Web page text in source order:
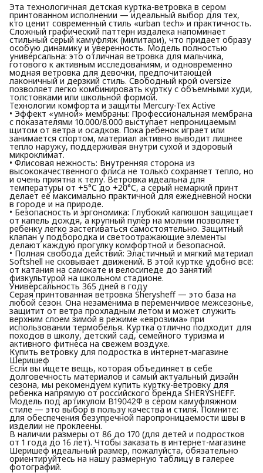
Эта технологичная детская куртка-ветровка в сером
принтованном исполнении — идеальный выбор для тех,
кто ценит современный стиль «urban tech» и практичность.
Сложный графический паттерн издалека напоминает
стильный серый камуфляж (милитари), что придает образу
особую динамику и уверенность. Модель полностью
универсальна: это отличная ветровка для мальчика,
готового к активным исследованиям, и одновременно
модная ветровка для девочки, предпочитающей
лаконичный и дерзкий стиль. Свободный крой oversize
позволяет легко комбинировать куртку с объемными худи,
толстовками или школьной формой.
Технологии комфорта и защиты Mercury-Tex Active
• Эффект «умной» мембраны: Профессиональная мембрана
с показателями 10.000/8.000 выступает непроницаемым
щитом от ветра и осадков. Пока ребенок играет или
занимается спортом, материал активно выводит лишнее
тепло наружу, поддерживая внутри сухой и здоровый
микроклимат.
• Флисовая нежность: Внутренняя сторона из
высококачественного флиса не только сохраняет тепло, но
и очень приятна к телу. Ветровка идеальна для
температуры от +5°C до +20°C, а серый немаркий принт
делает её максимально практичной для ежедневной носки
в городе и на природе.
• Безопасность и эргономика: Глубокий капюшон защищает
от капель дождя, а крупный пулер на молнии позволяет
ребенку легко застегиваться самостоятельно. Защитный
клапан у подбородка и светоотражающие элементы
делают каждую прогулку комфортной и безопасной.
• Полная свобода действий: Эластичный и мягкий материал
Softshell не сковывает движений. В этой куртке удобно всё:
от катания на самокате и велосипеде до занятий
физкультурой на школьном стадионе.
Универсальность 365 дней в году
Серая принтованная ветровка Sherysheff — это база на
любой сезон. Она незаменима в переменчивое межсезонье,
защитит от ветра прохладным летом и может служить
верхним слоем зимой в режиме «еврозима» при
использовании термобелья. Куртка отлично подходит для
походов в школу, детский сад, семейного туризма и
активного фитнеса на свежем воздухе.
Купить ветровку для подростка в интернет-магазине
Шеришеф
Если вы ищете вещь, которая объединяет в себе
долговечность материалов и самый актуальный дизайн
сезона, мы рекомендуем купить куртку-ветровку для
ребенка напрямую от российского бренда SHERYSHEFF.
Модель под артикулом В19042Ф в сером камуфляжном
стиле — это выбор в пользу качества и стиля. Помните:
для обеспечения безупречной паропроницаемости швы в
изделии не проклеены.
В наличии размеры от 86 до 170 (для детей и подростков
от 1 года до 16 лет). Чтобы заказать в интернет-магазине
Шеришеф идеальный размер, пожалуйста, обязательно
ориентируйтесь на нашу размерную таблицу в галерее
фотографий.